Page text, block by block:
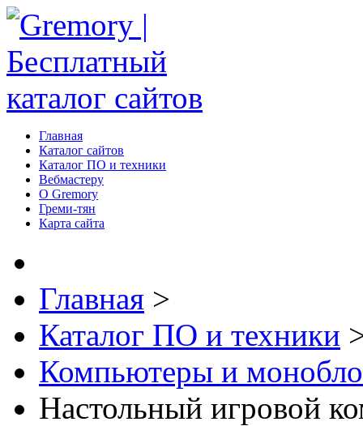
Главная
Каталог сайтов
Каталог ПО и техники
Вебмастеру
О Gremory
Греми-тян
Карта сайта
Главная >
Каталог ПО и техники
Компьютеры и
Настольный игровой